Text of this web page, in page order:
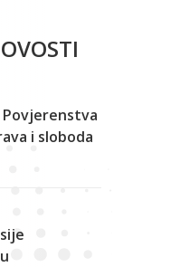
Povjerenstva
i sloboda